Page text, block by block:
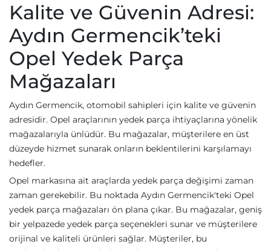
Kalite ve Güvenin Adresi:
Aydın Germencik’teki
Opel Yedek Parça
Mağazaları
Aydın Germencik, otomobil sahipleri için kalite ve güvenin
adresidir. Opel araçlarının yedek parça ihtiyaçlarına yönelik
mağazalarıyla ünlüdür. Bu mağazalar, müşterilere en üst
düzeyde hizmet sunarak onların beklentilerini karşılamayı
hedefler.
Opel markasına ait araçlarda yedek parça değişimi zaman
zaman gerekebilir. Bu noktada Aydın Germencik'teki Opel
yedek parça mağazaları ön plana çıkar. Bu mağazalar, geniş
bir yelpazede yedek parça seçenekleri sunar ve müşterilere
orijinal ve kaliteli ürünleri sağlar. Müşteriler, bu